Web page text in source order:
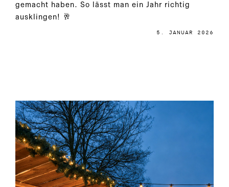
gemacht haben. So lässt man ein Jahr richtig
ausklingen! 🥂
5. JANUAR 2026